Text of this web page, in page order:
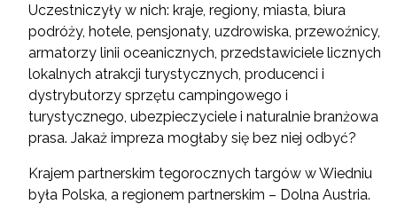
Uczestniczyły w nich: kraje, regiony, miasta, biura
podróży, hotele, pensjonaty, uzdrowiska, przewoźnicy,
armatorzy linii oceanicznych, przedstawiciele licznych
lokalnych atrakcji turystycznych, producenci i
dystrybutorzy sprzętu campingowego i
turystycznego, ubezpieczyciele i naturalnie branżowa
prasa. Jakaż impreza mogłaby się bez niej odbyć?
Krajem partnerskim tegorocznych targów w Wiedniu
była Polska, a regionem partnerskim – Dolna Austria.